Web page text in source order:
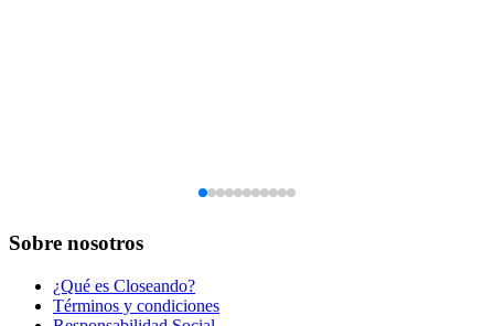
Sobre nosotros
¿Qué es Closeando?
Términos y condiciones